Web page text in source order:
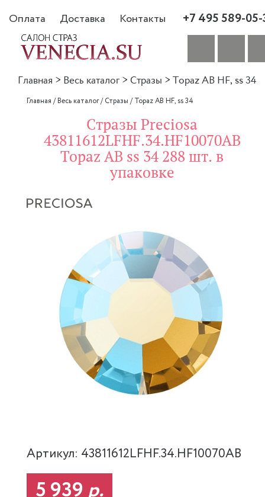
Оплата Доставка Контакты +7 495 589-
Главная > Весь каталог > Стразы > Topaz AB HF, ss 34
Главная /Весь каталог/Стразы /Topaz AB HF, ss 34
Стразы Preciosa
43811612LFHF.34.HF10070AB
Topaz AB ss 34 288 шт. в
упаковке
Артикул: 43811612LFHF.34.HF10070AB
5 939 р.